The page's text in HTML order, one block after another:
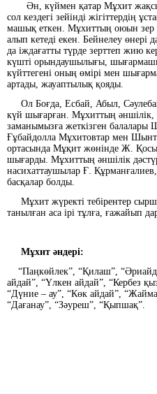
Ән, күймен қатар Мұхит жақсы
сол кездегі зейінді жігіттердің
машық еткен. Мұхиттың оюын зер
алып кетеді екен. Бейнелеу өнері
да іждағатты түрде зерттеп жию
күшті орындаушылығы,
күйттегені оның өмірі мен
артады, жауаптылық қояды.
Ол Боғда, Есбай, Абыл,
күй шығарған. Мұхиттың әншілік,
заманымызға жеткізген
Ғұбайдолла Мұхитовтар мен
ортасында Мұқит жөнінде Ж.
шығарды. Мұхиттың әншілік
насихаттаушылар Ғ.
басқалар болды.
Мұхит жүректі тебірентер
танылған аса ірі тұлға, ғажайып
Мұхит әндері:
“Паңкөйлек”, “Қилаш”,
айдай”, “Үлкен айдай”, “Кербез
“Дүние – ау”, “Көк айдай”,
“Дағанау”, “Зәуреш”, “Қыпшақ”.